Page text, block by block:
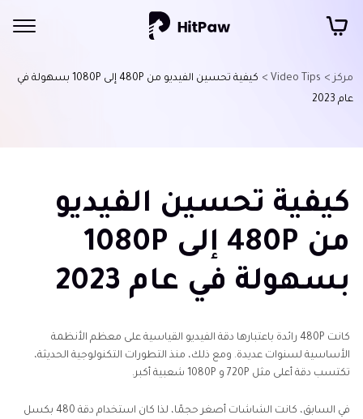
مركز > Video Tips >
كيفية تحسين الفيديو من 480P إلى 1080P بسهولة في
عام 2023
كيفية تحسين الفيديو
من 480P إلى 1080P
بسهولة في عام 2023
كانت 480P رائدة باعتبارها دقة الفيديو القياسية على معظم الأنظمة
الأساسية لسنوات عديدة. ومع ذلك، منذ التطورات التكنولوجية الحديثة،
تكتسب دقة أعلى مثل 720P و 1080P شعبية أكبر.
في السابق، كانت الشاشات أصغر حجمًا، لذا كان استخدام دقة 480 بكسل